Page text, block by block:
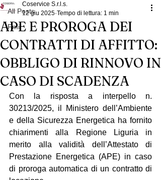
All Posts
Pmi
APE E PROROGA DEI
CONTRATTI DI AFFITTO:
OBBLIGO DI RINNOVO IN
CASO DI SCADENZA
Coservice S.r.l.s.
12 giu 2025 Tempo di lettura: 1 min
Con la risposta a interpello n.
30213/2025, il Ministero dell’Ambiente
e della Sicurezza Energetica ha fornito
chiarimenti alla Regione Liguria in
merito alla validità dell’Attestato di
Prestazione Energetica (APE) in caso
di proroga automatica di un contratto di